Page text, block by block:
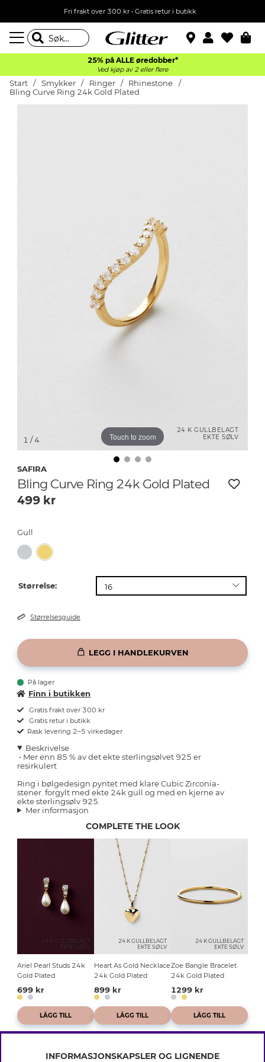
Fri frakt over 300 kr • Gratis retur i butikk
25% på ALLE øredobber*
Ved kjøp av 2 eller flere
Start Smykker Ringer
Rhinestone
Bling Curve Ring 24k Gold Plated
24 K GULLBELAGT
EKTE SØLV
Touch to zoom
1 / 4
SAFIRA
Bling Curve Ring 24k Gold Plated
499 kr
Gull
Størrelse:
Størrelsesguide
LEGG I HANDLEKURVEN
På lager
Finn i butikken
Gratis frakt over 300 kr
Gratis retur i butikk
Rask levering 2–5 virkedager
Beskrivelse
• Mer enn 85 % av det ekte sterlingsølvet 925 er
resirkulert
Ring i bølgedesign pyntet med klare Cubic Zirconia-
stener. forgylt med ekte 24k gull og med en kjerne av
ekte sterlingsølv 925.
Mer informasjon
COMPLETE THE LOOK
24 K GULLBELAGT
EKTE SØLV
Ariel Pearl Studs 24k
Gold Plated
699 kr
LÄGG TILL
24 K GULLBELAGT
EKTE SØLV
Heart As Gold Necklace
24k Gold Plated
899 kr
LÄGG TILL
24 K GULLBELAGT
EKTE SØLV
Zoe Bangle Bracelet
24k Gold Plated
1299 kr
LÄGG TILL
INFORMASJONSKAPSLER OG LIGNENDE